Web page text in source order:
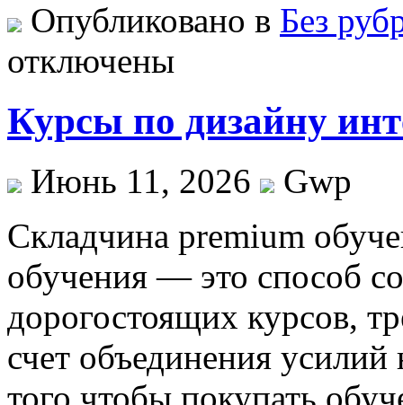
Опубликовано в Без
отключены
Курсы по дизайну
Июнь 11, 2026
Gwp
Склaдчинa premium
обучения — это способ
дорогостоящих курсов,
счет объединения